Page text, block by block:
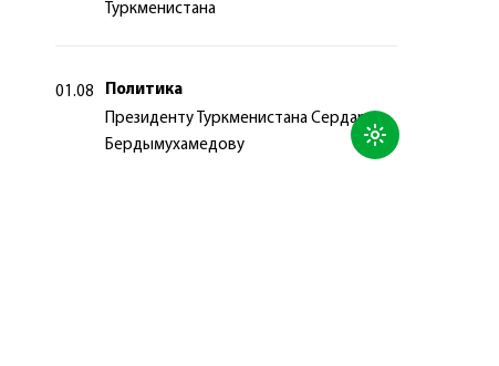
Туркменистана
01.08
Политика
Президенту Туркменистана Сердару
Бердымухамедову